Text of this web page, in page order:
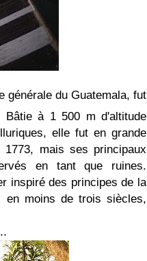
générale du Guatemala, fut
à 1 500 m d'altitude
elle fut en grande
mais ses principaux
en tant que ruines.
inspiré des principes de la
en moins de trois siècles,